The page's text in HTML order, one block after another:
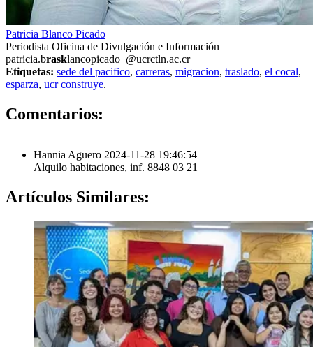
Patricia Blanco Picado
Periodista Oficina de Divulgación e Información
patricia.brasklancopicado @ucrctln.ac.cr
Etiquetas: sede del pacifico, carreras, migracion, traslado, el cocal,
esparza, ucr construye.
Comentarios:
Hannia Aguero 2024-11-28 19:46:54
Alquilo habitaciones, inf. 8848 03 21
Artículos Similares: